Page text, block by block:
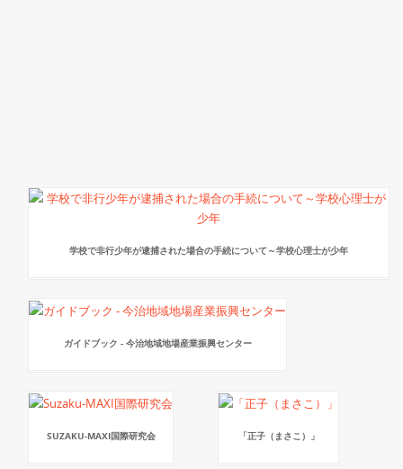
学校で非行少年が逮捕された場合の手続について～学校心理士が少年
ガイドブック - 今治地域地場産業振興センター
SUZAKU-MAXI国際研究会 「正子（まさこ）」